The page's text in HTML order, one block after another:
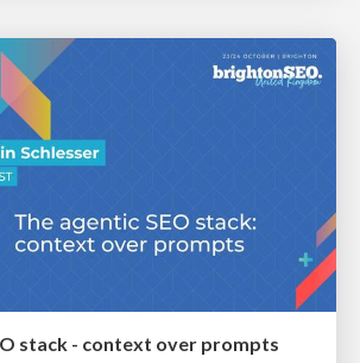
stack - context over prompts